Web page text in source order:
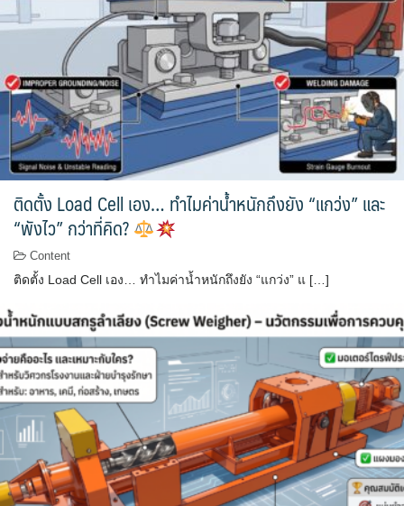
ติดตั้ง Load Cell เอง… ทำไมค่าน้ำหนักถึงยัง “แกว่ง” และ
“พังไว” กว่าที่คิด?
Content
ติดตั้ง Load Cell เอง… ทำไมค่าน้ำหนักถึงยัง “แกว่ง” แ […]